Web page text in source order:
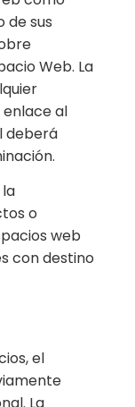
de sus
Web. La
al
deberá
o
web
con destino
el
La